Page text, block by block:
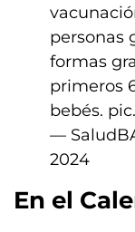
personas
formas
primeros
bebés.
—
2024
En el